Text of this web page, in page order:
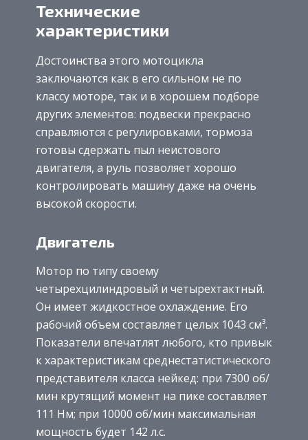
Технические
характеристики
Достоинства этого мотоцикла
заключаются как в его сильном не по
классу моторе, так и в хорошем подборе
других элементов: подвески прекрасно
справляются с регулировками, тормоза
готовы сдержать пыл неистового
двигателя, а руль позволяет хорошо
контролировать машину даже на очень
высокой скорости.
Двигатель
Мотор по типу своему
четырехцилиндровый и четырехтактный.
Он имеет жидкостное охлаждение. Его
рабочий объем составляет целых 1043 см³.
Показатели впечатлят любого, кто привык
к характеристикам среднестатистического
представителя класса нейкед: при 7300 об/
мин крутящий момент на пике составляет
111 Нм; при 10000 об/мин максимальная
мощность будет 142 л.с.